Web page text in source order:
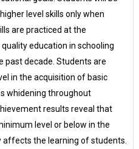
level skills only when
are practiced at the
education in schooling
past decade. Students are
in the acquisition of basic
whidening throughout
results reveal that
level or below in the
affects the learning of students.